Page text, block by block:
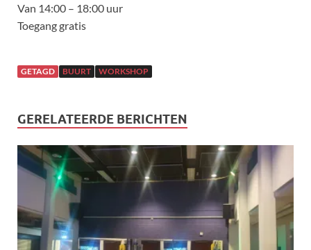
Van 14:00 – 18:00 uur
Toegang gratis
GETAGD BUURT WORKSHOP
GERELATEERDE BERICHTEN